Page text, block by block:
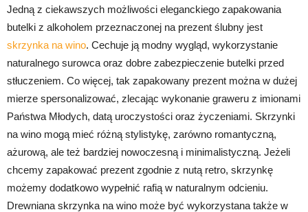
Jedną z ciekawszych możliwości eleganckiego zapakowania
butelki z alkoholem przeznaczonej na prezent ślubny jest
skrzynka na wino. Cechuje ją modny wygląd, wykorzystanie
naturalnego surowca oraz dobre zabezpieczenie butelki przed
stłuczeniem. Co więcej, tak zapakowany prezent można w dużej
mierze spersonalizować, zlecając wykonanie graweru z imionami
Państwa Młodych, datą uroczystości oraz życzeniami. Skrzynki
na wino mogą mieć różną stylistykę, zarówno romantyczną,
ażurową, ale też bardziej nowoczesną i minimalistyczną. Jeżeli
chcemy zapakować prezent zgodnie z nutą retro, skrzynkę
możemy dodatkowo wypełnić rafią w naturalnym odcieniu.
Drewniana skrzynka na wino może być wykorzystana także w